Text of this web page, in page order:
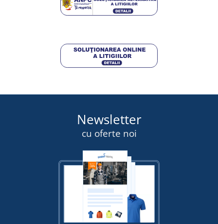
DETALII
Newsletter
cu oferte noi